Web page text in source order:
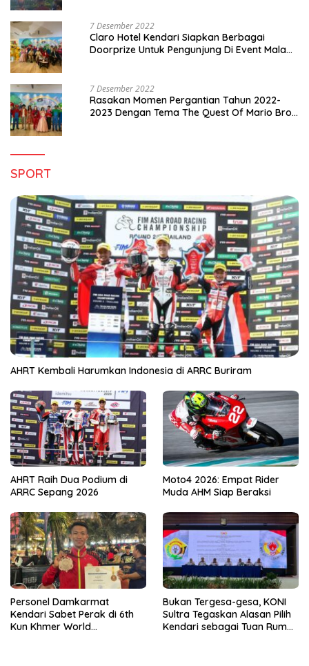
7 Desember 2022
Claro Hotel Kendari Siapkan Berbagai
Doorprize Untuk Pengunjung Di Event Malam
7 Desember 2022
Rasakan Momen Pergantian Tahun 2022-
2023 Dengan Tema The Quest Of Mario Bros
SPORT
AHRT Kembali Harumkan Indonesia di ARRC Buriram
AHRT Raih Dua Podium di
ARRC Sepang 2026
Moto4 2026: Empat Rider
Muda AHM Siap Beraksi
Personel Damkarmat
Kendari Sabet Perak di 6th
Kun Khmer World
Bukan Tergesa-gesa, KONI
Sultra Tegaskan Alasan Pilih
Kendari sebagai Tuan Rumah